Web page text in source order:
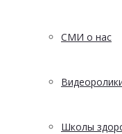
СМИ о нас
Школы